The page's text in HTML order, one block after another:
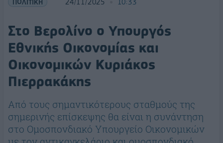
ΠΟΛΙΤΙΚΗ 24/11/2025 10:33
Στο Βερολίνο ο Υπουργός
Εθνικής Οικονομίας και
Οικονομικών Κυριάκος
Πιερρακάκης
Από τους σημαντικότερους σταθμούς της
σημερινής επίσκεψης θα είναι η συνάντηση
στο Ομοσπονδιακό Υπουργείο Οικονομικών